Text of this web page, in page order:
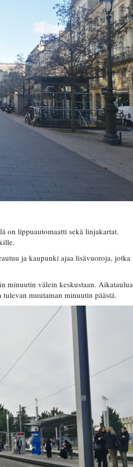
on lippuautomaatti sekä linjakartat.
ja kaupunki ajaa lisävuoroja, jotka
minuutin välein keskustaan. Aikataulua
muutaman minuutin päästä.